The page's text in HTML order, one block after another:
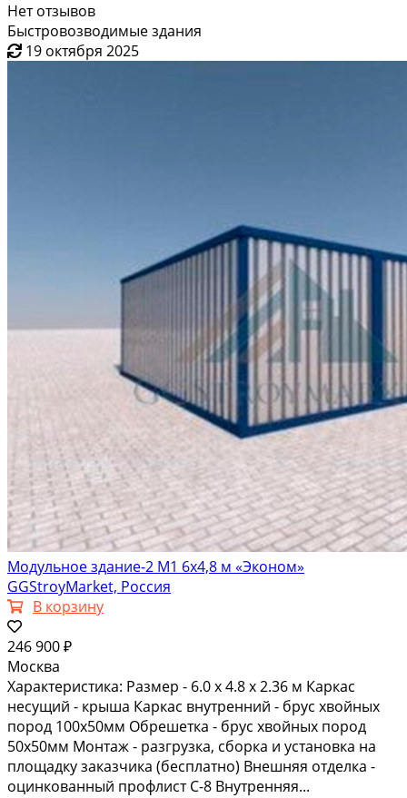
Нет отзывов
Быстровозводимые здания
19 октября 2025
Модульное здание-2 М1 6х4,8 м «Эконом»
GGStroyMarket, Россия
В корзину
246 900 ₽
Москва
Характеристика: Размер - 6.0 х 4.8 х 2.36 м Каркас
несущий - крыша Каркас внутренний - брус хвойных
пород 100х50мм Обрешетка - брус хвойных пород
50х50мм Монтаж - разгрузка, сборка и установка на
площадку заказчика (бесплатно) Внешняя отделка -
оцинкованный профлист С-8 Внутренняя...